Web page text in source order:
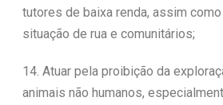
tutores de baixa renda, assim
situação de rua e comunitários;
14. Atuar pela proibição da
animais não humanos,